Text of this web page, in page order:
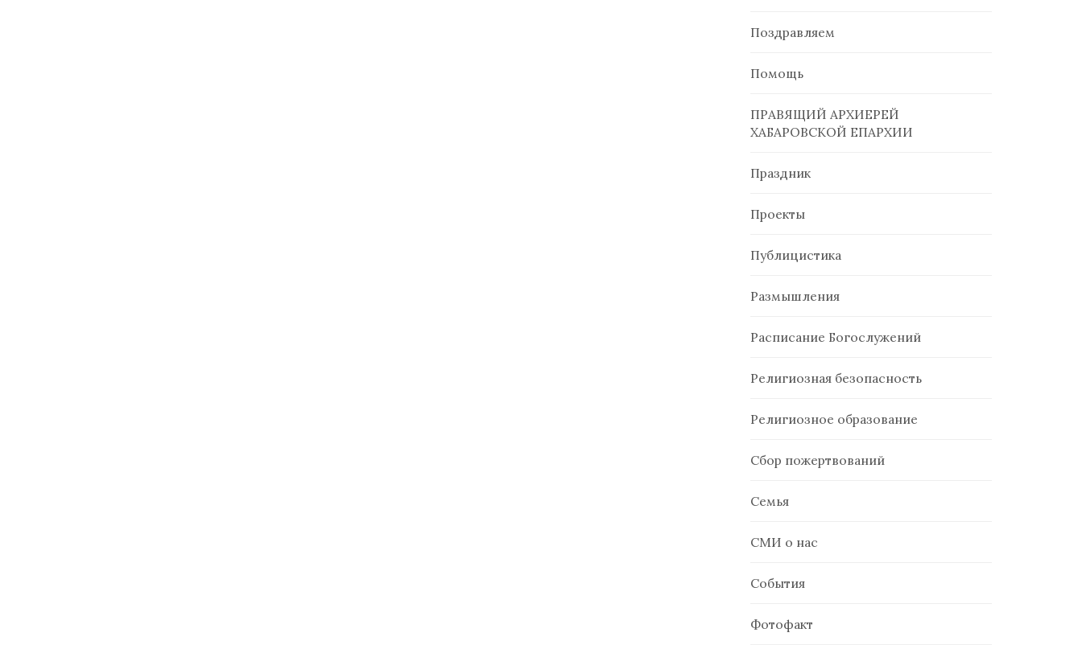
Поздравляем
Помощь
ПРАВЯЩИЙ АРХИЕРЕЙ
ХАБАРОВСКОЙ ЕПАРХИИ
Праздник
Проекты
Публицистика
Размышления
Расписание Богослужений
Религиозная безопасность
Религиозное образование
Сбор пожертвований
Семья
СМИ о нас
События
Фотофакт